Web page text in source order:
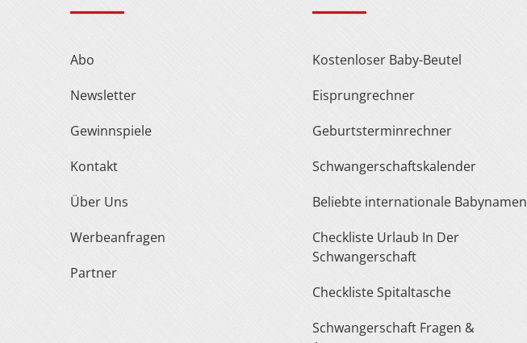
Abo
Newsletter
Gewinnspiele
Kontakt
Über Uns
Werbeanfragen
Partner
Kostenloser Baby-Beutel
Eisprungrechner
Geburtsterminrechner
Schwangerschaftskalender
Beliebte internationale Babynamen
Checkliste Urlaub In Der
Schwangerschaft
Checkliste Spitaltasche
Schwangerschaft Fragen &